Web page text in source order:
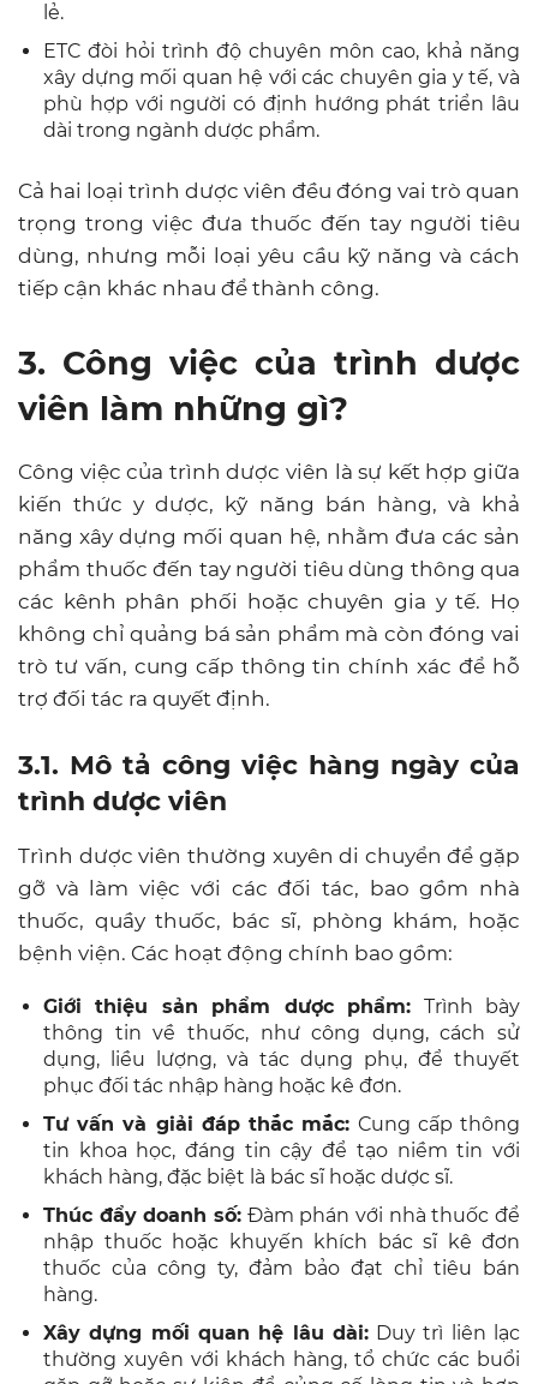
lẻ.
ETC đòi hỏi trình độ chuyên môn cao, khả năng
xây dựng mối quan hệ với các chuyên gia y tế, và
phù hợp với người có định hướng phát triển lâu
dài trong ngành dược phẩm.
Cả hai loại trình dược viên đều đóng vai trò quan
trọng trong việc đưa thuốc đến tay người tiêu
dùng, nhưng mỗi loại yêu cầu kỹ năng và cách
tiếp cận khác nhau để thành công.
3. Công việc của trình dược
viên làm những gì?
Công việc của trình dược viên là sự kết hợp giữa
kiến thức y dược, kỹ năng bán hàng, và khả
năng xây dựng mối quan hệ, nhằm đưa các sản
phẩm thuốc đến tay người tiêu dùng thông qua
các kênh phân phối hoặc chuyên gia y tế. Họ
không chỉ quảng bá sản phẩm mà còn đóng vai
trò tư vấn, cung cấp thông tin chính xác để hỗ
trợ đối tác ra quyết định.
3.1. Mô tả công việc hàng ngày của
trình dược viên
Trình dược viên thường xuyên di chuyển để gặp
gỡ và làm việc với các đối tác, bao gồm nhà
thuốc, quầy thuốc, bác sĩ, phòng khám, hoặc
bệnh viện. Các hoạt động chính bao gồm:
Giới thiệu sản phẩm dược phẩm: Trình bày
thông tin về thuốc, như công dụng, cách sử
dụng, liều lượng, và tác dụng phụ, để thuyết
phục đối tác nhập hàng hoặc kê đơn.
Tư vấn và giải đáp thắc mắc: Cung cấp thông
tin khoa học, đáng tin cậy để tạo niềm tin với
khách hàng, đặc biệt là bác sĩ hoặc dược sĩ.
Thúc đẩy doanh số: Đàm phán với nhà thuốc để
nhập thuốc hoặc khuyến khích bác sĩ kê đơn
thuốc của công ty, đảm bảo đạt chỉ tiêu bán
hàng.
Xây dựng mối quan hệ lâu dài:Duy trì liên lạc
thường xuyên với khách hàng, tổ chức các buổi